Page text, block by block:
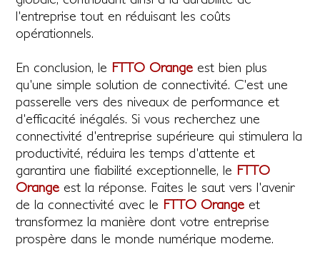
l'entreprise tout en réduisant les coûts
opérationnels.
En conclusion, le FTTO Orange est bien plus
qu'une simple solution de connectivité. C'est une
passerelle vers des niveaux de performance et
d'efficacité inégalés. Si vous recherchez une
connectivité d'entreprise supérieure qui stimulera la
productivité, réduira les temps d'attente et
garantira une fiabilité exceptionnelle, le FTTO
Orange est la réponse. Faites le saut vers l'avenir
de la connectivité avec le FTTO Orange et
transformez la manière dont votre entreprise
prospère dans le monde numérique moderne.